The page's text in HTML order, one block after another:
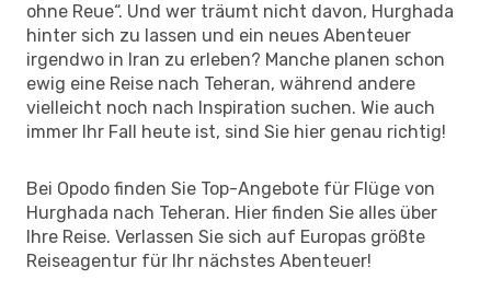
ohne Reue“. Und wer träumt nicht davon, Hurghada
hinter sich zu lassen und ein neues Abenteuer
irgendwo in Iran zu erleben? Manche planen schon
ewig eine Reise nach Teheran, während andere
vielleicht noch nach Inspiration suchen. Wie auch
immer Ihr Fall heute ist, sind Sie hier genau richtig!
Bei Opodo finden Sie Top-Angebote für Flüge von
Hurghada nach Teheran. Hier finden Sie alles über
Ihre Reise. Verlassen Sie sich auf Europas größte
Reiseagentur für Ihr nächstes Abenteuer!